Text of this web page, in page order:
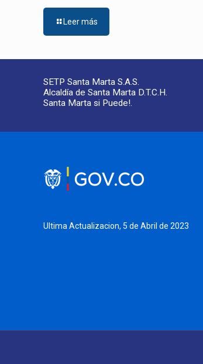
Leer más
SETP Santa Marta S.A.S.
Alcaldía de Santa Marta D.T.C.H.
Santa Marta si Puede!.
Ultima Actualizacion, 5 de Abril de 2023